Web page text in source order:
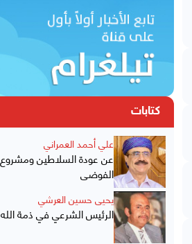
كتابات
علي أحمد العمراني
عن عودة السلاطين ومشروع
الفوضى
يحيى حسين العرشي
الرئيس الشرعي في ذمة الله